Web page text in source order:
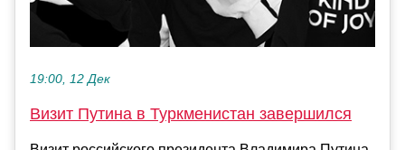
19:00, 12 Дек
Визит Путина в Туркменистан завершился